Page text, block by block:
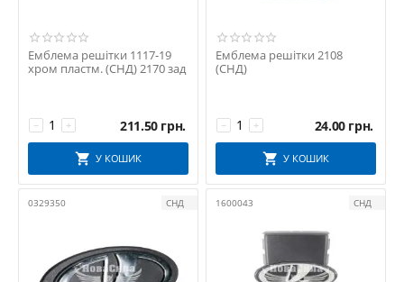
Емблема решітки 1117-19
хром пластм. (СНД) 2170 зад
+
− 211.50 грн.
У КОШИК
Емблема решітки 2108
(СНД)
+
− 24.00 грн.
У КОШИК
0329350 СНД 1600043 СНД